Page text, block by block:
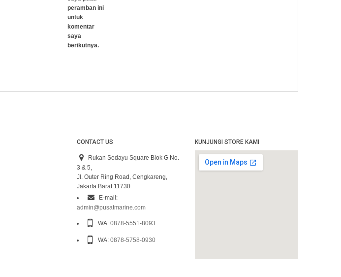
peramban ini
untuk
komentar
saya
berikutnya.
CONTACT US
Rukan Sedayu Square Blok G No.
3 & 5,
Jl. Outer Ring Road, Cengkareng,
Jakarta Barat 11730
E-mail:
admin@pusatmarine.com
WA: 0878-5551-8093
WA: 0878-5758-0930
KUNJUNGI STORE KAMI